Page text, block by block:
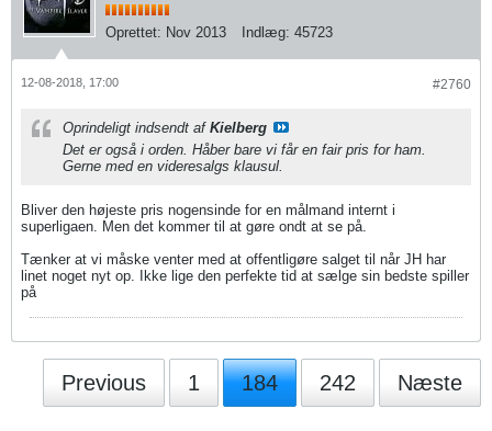
Oprettet: Nov 2013 Indlæg: 45723
#2760
12-08-2018, 17:00
Oprindeligt indsendt af Kielberg
Det er også i orden. Håber bare vi får en fair pris for ham.
Gerne med en videresalgs klausul.
Bliver den højeste pris nogensinde for en målmand internt i
superligaen. Men det kommer til at gøre ondt at se på.
Tænker at vi måske venter med at offentligøre salget til når JH har
linet noget nyt op. Ikke lige den perfekte tid at sælge sin bedste spiller
på
Previous 1 184 242 Næste